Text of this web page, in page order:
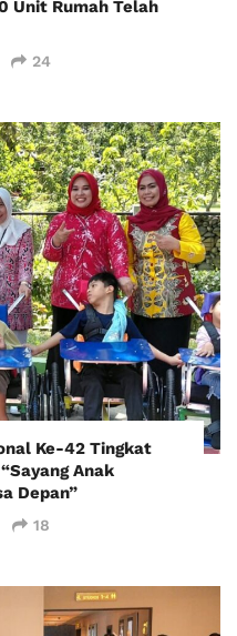
Unit Rumah Telah
24
Ke-42 Tingkat
Anak
Depan”
18